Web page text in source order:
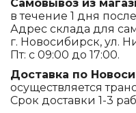
Самовывоз из
в течение 1 дня
Адрес склада для
г. Новосибирск, ул.
Пт: с 09:00 до 17:00.
Доставка по
осуществляется
Срок доставки 1-3